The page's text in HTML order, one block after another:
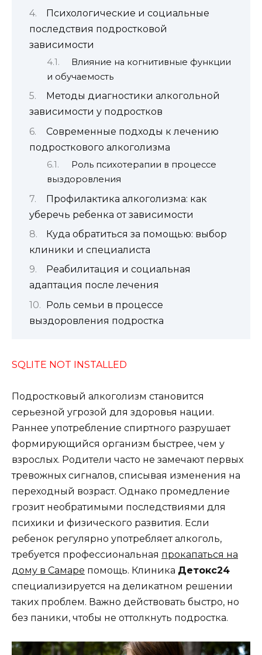
Психологические и социальные
последствия подростковой
зависимости
Влияние на когнитивные функции
и обучаемость
Методы диагностики алкогольной
зависимости у подростков
Современные подходы к лечению
подросткового алкоголизма
Роль психотерапии в процессе
выздоровления
Профилактика алкоголизма: как
уберечь ребенка от зависимости
Куда обратиться за помощью: выбор
клиники и специалиста
Реабилитация и социальная
адаптация после лечения
Роль семьи в процессе
выздоровления подростка
SQLITE NOT INSTALLED
Подростковый алкоголизм становится
серьезной угрозой для здоровья нации.
Раннее употребление спиртного разрушает
формирующийся организм быстрее, чем у
взрослых. Родители часто не замечают первых
тревожных сигналов, списывая изменения на
переходный возраст. Однако промедление
грозит необратимыми последствиями для
психики и физического развития. Если
ребенок регулярно употребляет алкоголь,
требуется профессиональная прокапаться на
дому в Самаре помощь. Клиника Детокс24
специализируется на деликатном решении
таких проблем. Важно действовать быстро, но
без паники, чтобы не оттолкнуть подростка.